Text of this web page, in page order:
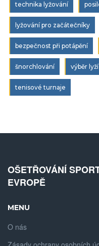
technika lyžování
lyžování pro začátečníky
bezpečnost při potápění
šnorchlování výběr lyží
tenisové turnaje
OŠETŘOVÁNÍ
EVROPĚ
MENU
O nás